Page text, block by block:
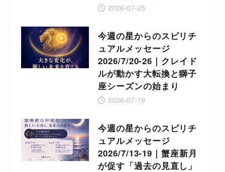
2026-07-25
今週の星からのスピリチ
ュアルメッセージ
2026/7/20-26｜クレイド
ルが動かす大転換と獅子
座シーズンの始まり
2026-07-19
今週の星からのスピリチ
ュアルメッセージ
2026/7/13-19｜蟹座新月
が促す「過去の見直し」